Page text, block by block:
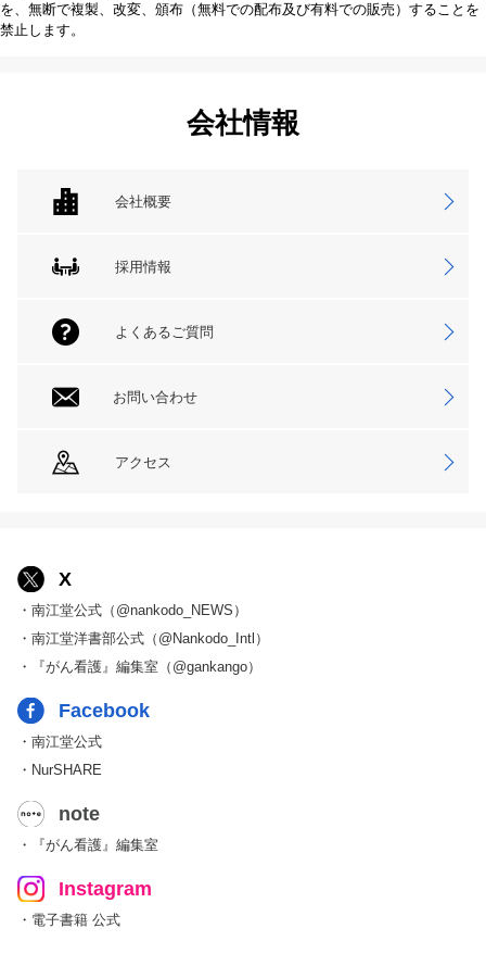
を、無断で複製、改変、頒布（無料での配布及び有料での販売）することを
禁止します。
会社情報
会社概要
採用情報
よくあるご質問
お問い合わせ
アクセス
X
・南江堂公式（@nankodo_NEWS）
・南江堂洋書部公式（@Nankodo_Intl）
・『がん看護』編集室（@gankango）
Facebook
・南江堂公式
・NurSHARE
note
・『がん看護』編集室
Instagram
・電子書籍 公式